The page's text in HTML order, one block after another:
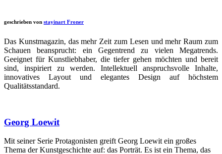
geschrieben von stayinart Froner
Das Kunstmagazin, das mehr Zeit zum Lesen und mehr Raum zum
Schauen beansprucht: ein Gegentrend zu vielen Megatrends.
Geeignet für Kunstliebhaber, die tiefer gehen möchten und bereit
sind, inspiriert zu werden. Intellektuell anspruchsvolle Inhalte,
innovatives Layout und elegantes Design auf höchstem
Qualitätsstandard.
Georg Loewit
Mit seiner Serie Protagonisten greift Georg Loewit ein großes
Thema der Kunstgeschichte auf: das Porträt. Es ist ein Thema, das